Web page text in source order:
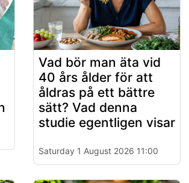
Vad bör man äta vid
40 års ålder för att
åldras på ett bättre
sätt? Vad denna
studie egentligen visar
Saturday 1 August 2026 11:00